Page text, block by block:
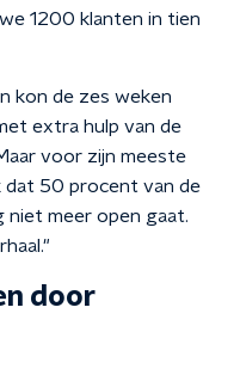
1200 klanten in tien
kon de zes weken
extra hulp van de
voor zijn meeste
dat 50 procent van de
niet meer open gaat.
door